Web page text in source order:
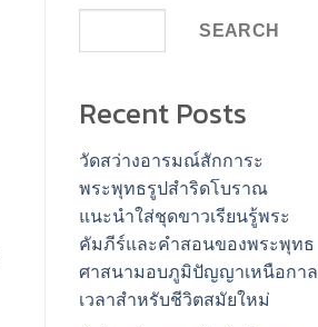
SEARCH
Recent Posts
วัดสว่างอารมณ์สักการะ
พระพุทธรูปสำริดโบราณ
แนะนำใส่ชุดขาวเรียนรู้พระ
คัมภีร์และคำสอนของพระพุทธ
ศาสนามอบภูมิปัญญาเหนือกาล
เวลาสำหรับชีวิตสมัยใหม่